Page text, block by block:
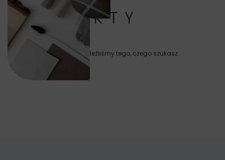
PRODUKTY
Niestety nie znaleźliśmy tego, czego szukasz.